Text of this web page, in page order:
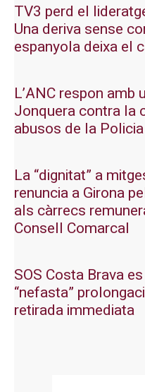
TV3 perd el
Una deriva sense
espanyola deixa el
L’ANC respon
Jonquera contra la
abusos de la
La “dignitat” a
renuncia a Girona
als càrrecs
Consell Comarcal
SOS Costa Brava
“nefasta”
retirada immediata